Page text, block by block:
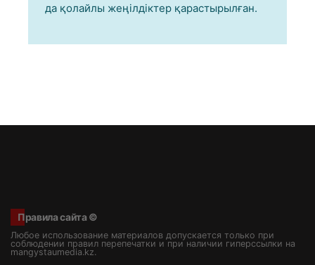
да қолайлы жеңілдіктер қарастырылған.
Правила сайта ©
Любое использование материалов допускается только при
соблюдении правил перепечатки и при наличии гиперссылки на
mangystaumedia.kz.